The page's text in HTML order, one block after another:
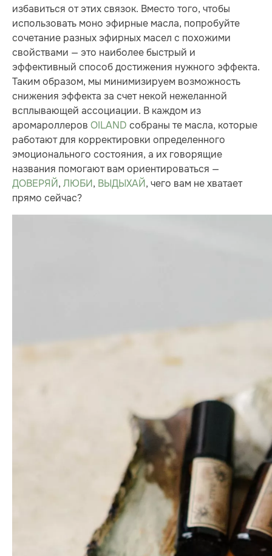
избавиться от этих связок. Вместо того, чтобы
использовать моно эфирные масла, попробуйте
сочетание разных эфирных масел с похожими
свойствами — это наиболее быстрый и
эффективный способ достижения нужного эффекта.
Таким образом, мы минимизируем возможность
снижения эффекта за счет некой нежеланной
всплывающей ассоциации. В каждом из
аромароллеров OILAND собраны те масла, которые
работают для корректировки определенного
эмоционального состояния, а их говорящие
названия помогают вам ориентироваться —
ДОВЕРЯЙ, ЛЮБИ, ВЫДЫХАЙ, чего вам не хватает
прямо сейчас?